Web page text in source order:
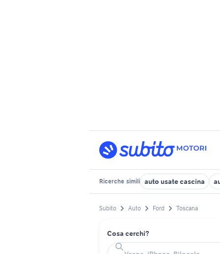
Ricerche simili auto usate cascina
Subito Auto Ford Toscana
Cosa cerchi?